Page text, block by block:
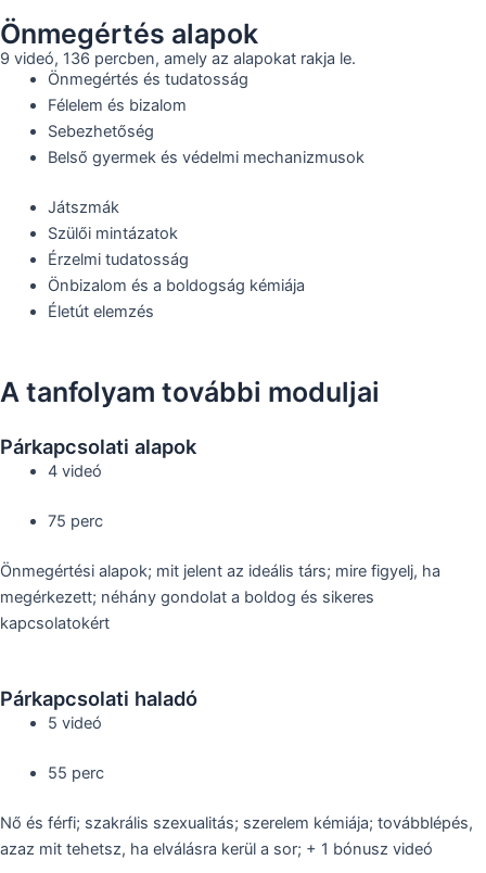
Önmegértés alapok
9 videó, 136 percben, amely az alapokat rakja le.
Önmegértés és tudatosság
Félelem és bizalom
Sebezhetőség
Belső gyermek és védelmi mechanizmusok
Játszmák
Szülői mintázatok
Érzelmi tudatosság
Önbizalom és a boldogság kémiája
Életút elemzés
A tanfolyam további moduljai
Párkapcsolati alapok
4 videó
75 perc
Önmegértési alapok; mit jelent az ideális társ; mire figyelj, ha
megérkezett; néhány gondolat a boldog és sikeres
kapcsolatokért
Párkapcsolati haladó
5 videó
55 perc
Nő és férfi; szakrális szexualitás; szerelem kémiája; továbblépés,
azaz mit tehetsz, ha elválásra kerül a sor; + 1 bónusz videó